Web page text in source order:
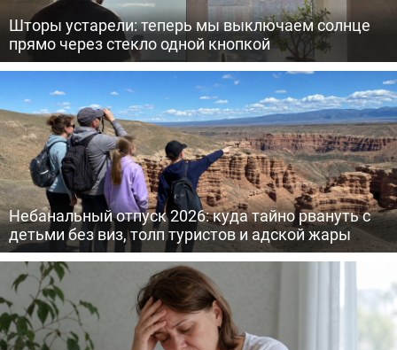
Шторы устарели: теперь мы выключаем солнце
прямо через стекло одной кнопкой
Небанальный отпуск 2026: куда тайно рвануть с
детьми без виз, толп туристов и адской жары